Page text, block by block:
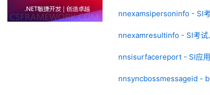
nnexamsipersoninfo - SI
nnexamresultinfo - SI考试
nnsisurfacereport - SI应
nnsyncbossmessageid -